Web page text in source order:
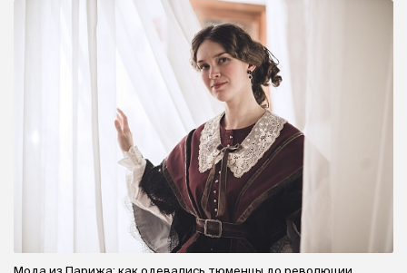
Мода из Парижа: как одевались тюменцы до революции